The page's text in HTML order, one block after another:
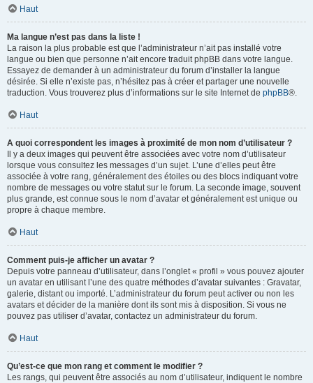
Haut
Ma langue n’est pas dans la liste !
La raison la plus probable est que l’administrateur n’ait pas installé votre
langue ou bien que personne n’ait encore traduit phpBB dans votre langue.
Essayez de demander à un administrateur du forum d’installer la langue
désirée. Si elle n’existe pas, n’hésitez pas à créer et partager une nouvelle
traduction. Vous trouverez plus d’informations sur le site Internet de phpBB®.
Haut
A quoi correspondent les images à proximité de mon nom d’utilisateur ?
Il y a deux images qui peuvent être associées avec votre nom d’utilisateur
lorsque vous consultez les messages d’un sujet. L’une d’elles peut être
associée à votre rang, généralement des étoiles ou des blocs indiquant votre
nombre de messages ou votre statut sur le forum. La seconde image, souvent
plus grande, est connue sous le nom d’avatar et généralement est unique ou
propre à chaque membre.
Haut
Comment puis-je afficher un avatar ?
Depuis votre panneau d’utilisateur, dans l’onglet « profil » vous pouvez ajouter
un avatar en utilisant l’une des quatre méthodes d’avatar suivantes : Gravatar,
galerie, distant ou importé. L’administrateur du forum peut activer ou non les
avatars et décider de la manière dont ils sont mis à disposition. Si vous ne
pouvez pas utiliser d’avatar, contactez un administrateur du forum.
Haut
Qu’est-ce que mon rang et comment le modifier ?
Les rangs, qui peuvent être associés au nom d’utilisateur, indiquent le nombre